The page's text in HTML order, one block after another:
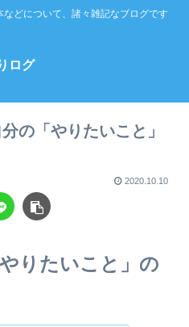
どについて、諸々雑記なブログです
ログ
の「やりたいこと」
2020.10.10
りたいこと」の